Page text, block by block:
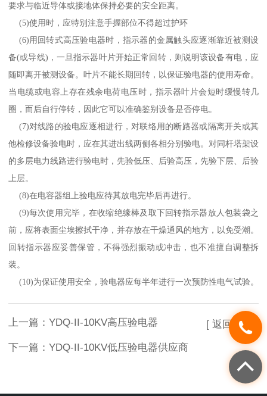
要求与临近导体或接地体保持必要的安全距离。
(5)使用时，应特别注意手握部位不得超过护环
(6) 用回转式高压验电器时，指示器的金属触头应逐渐靠近被测设
备(或导线) ，一旦指示器叶片开始正常回转，则说明该设备有电，应
随即离开被测设备。叶片不能长期回转，以保证验电器的使用寿命。
当电缆或电容上存在残余电荷电压时，指示器叶片会短时缓慢转几
圈，而后自行停转，因此它可以准确鉴别设备是否停电。
(7)对线路的验电应逐相进行，对联络用的断路器或隔离开关或其
他检修设备验电时，应在其进出线两侧各相分别验电。对同杆塔架设
的多层电力线路进行验电时，先验低压、后验高压，先验下层、后验
上层。
(8)在电容器组上验电应待其放电完毕后再进行。
(9)每次使用完毕，在收缩绝缘棒及取下回转指示器放人包装袋之
前，应将表面尘埃擦拭干净，并存放在干燥通风的地方，以免受潮。
回转指示器应妥善保管，不得强烈振动或冲击，也不准擅自调整拆
装。
(10)为保证使用安全，验电器应每半年进行一次预防性电气试验。
上一篇： YDQ-II-10KV高压验电器
下一篇： YDQ-II-10KV低压验电器供应商
[ 返回列表 ]